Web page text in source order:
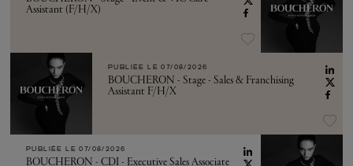
Assistant (F/H/X)
PUBLIÉE LE 07/08/2026
BOUCHERON - Stage - Sales & Franchising
Assistant F/H/X
PUBLIÉE LE 07/08/2026
BOUCHERON - CDI - Executive Sales Associate